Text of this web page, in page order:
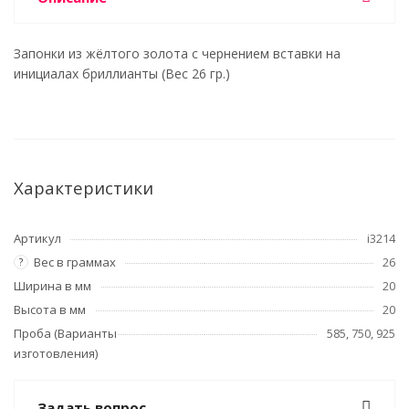
Запонки из жёлтого золота с чернением вставки на
инициалах бриллианты (Вес 26 гр.)
Характеристики
Артикул i3214
? Вес в граммах
26
Ширина в мм
20
Высота в мм
20
Проба (Варианты
изготовления)
585, 750, 925